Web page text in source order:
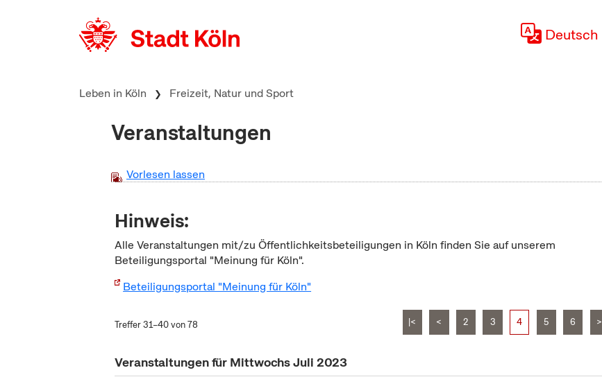
Deutsch
Leben in Köln Freizeit, Natur und Sport
Veranstaltungen
Vorlesen lassen
Hinweis:
Alle Veranstaltungen mit/zu Öffentlichkeitsbeteiligungen in Köln finden Sie auf unserem
Beteiligungsportal "Meinung für Köln".
Beteiligungsportal "Meinung für Köln"
Treffer 31–40 von 78 |< < 2 3 4 5 6 >
Veranstaltungen für Mittwochs Juli 2023